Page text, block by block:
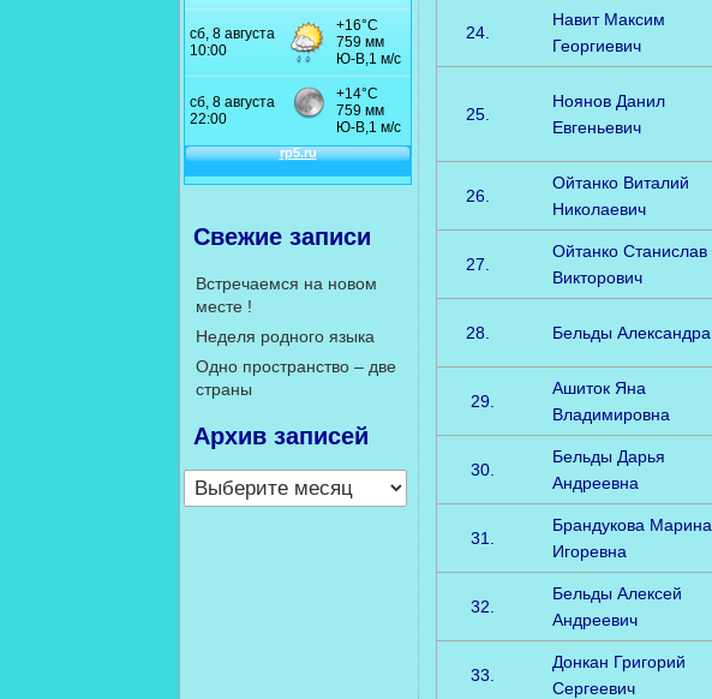
24.
Навит Максим
Георгиевич
25.
Ноянов Данил
Евгеньевич
26.
Ойтанко Виталий
Николаевич
27.
Ойтанко Станислав
Викторович
28. Бельды Александра
29.
Ашиток Яна
Владимировна
30.
Бельды Дарья
Андреевна
31.
Брандукова Марина
Игоревна
32.
Бельды Алексей
Андреевич
33.
Донкан Григорий
Сергеевич
Свежие записи
Встречаемся на новом
месте !
Неделя родного языка
Одно пространство – две
страны
Архив записей
Архив
записей